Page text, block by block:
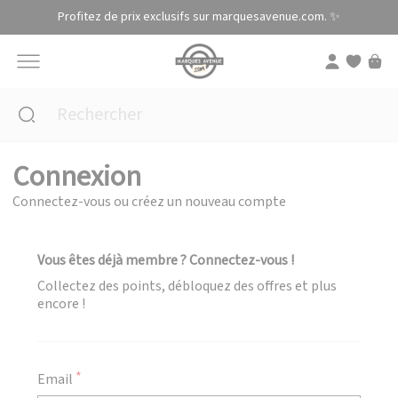
Profitez de prix exclusifs sur marquesavenue.com. ✨
Connexion
Connectez-vous ou créez un nouveau compte
Vous êtes déjà membre ? Connectez-vous !
Collectez des points, débloquez des offres et plus
encore !
Email
Panneau de gestion des cookies